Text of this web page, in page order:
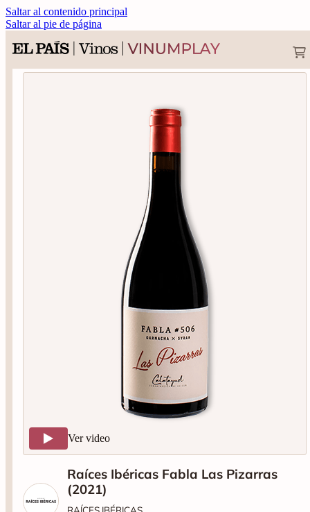
Saltar al contenido principal
Saltar al pie de página
Ver video
Raíces Ibéricas Fabla Las Pizarras
(2021)